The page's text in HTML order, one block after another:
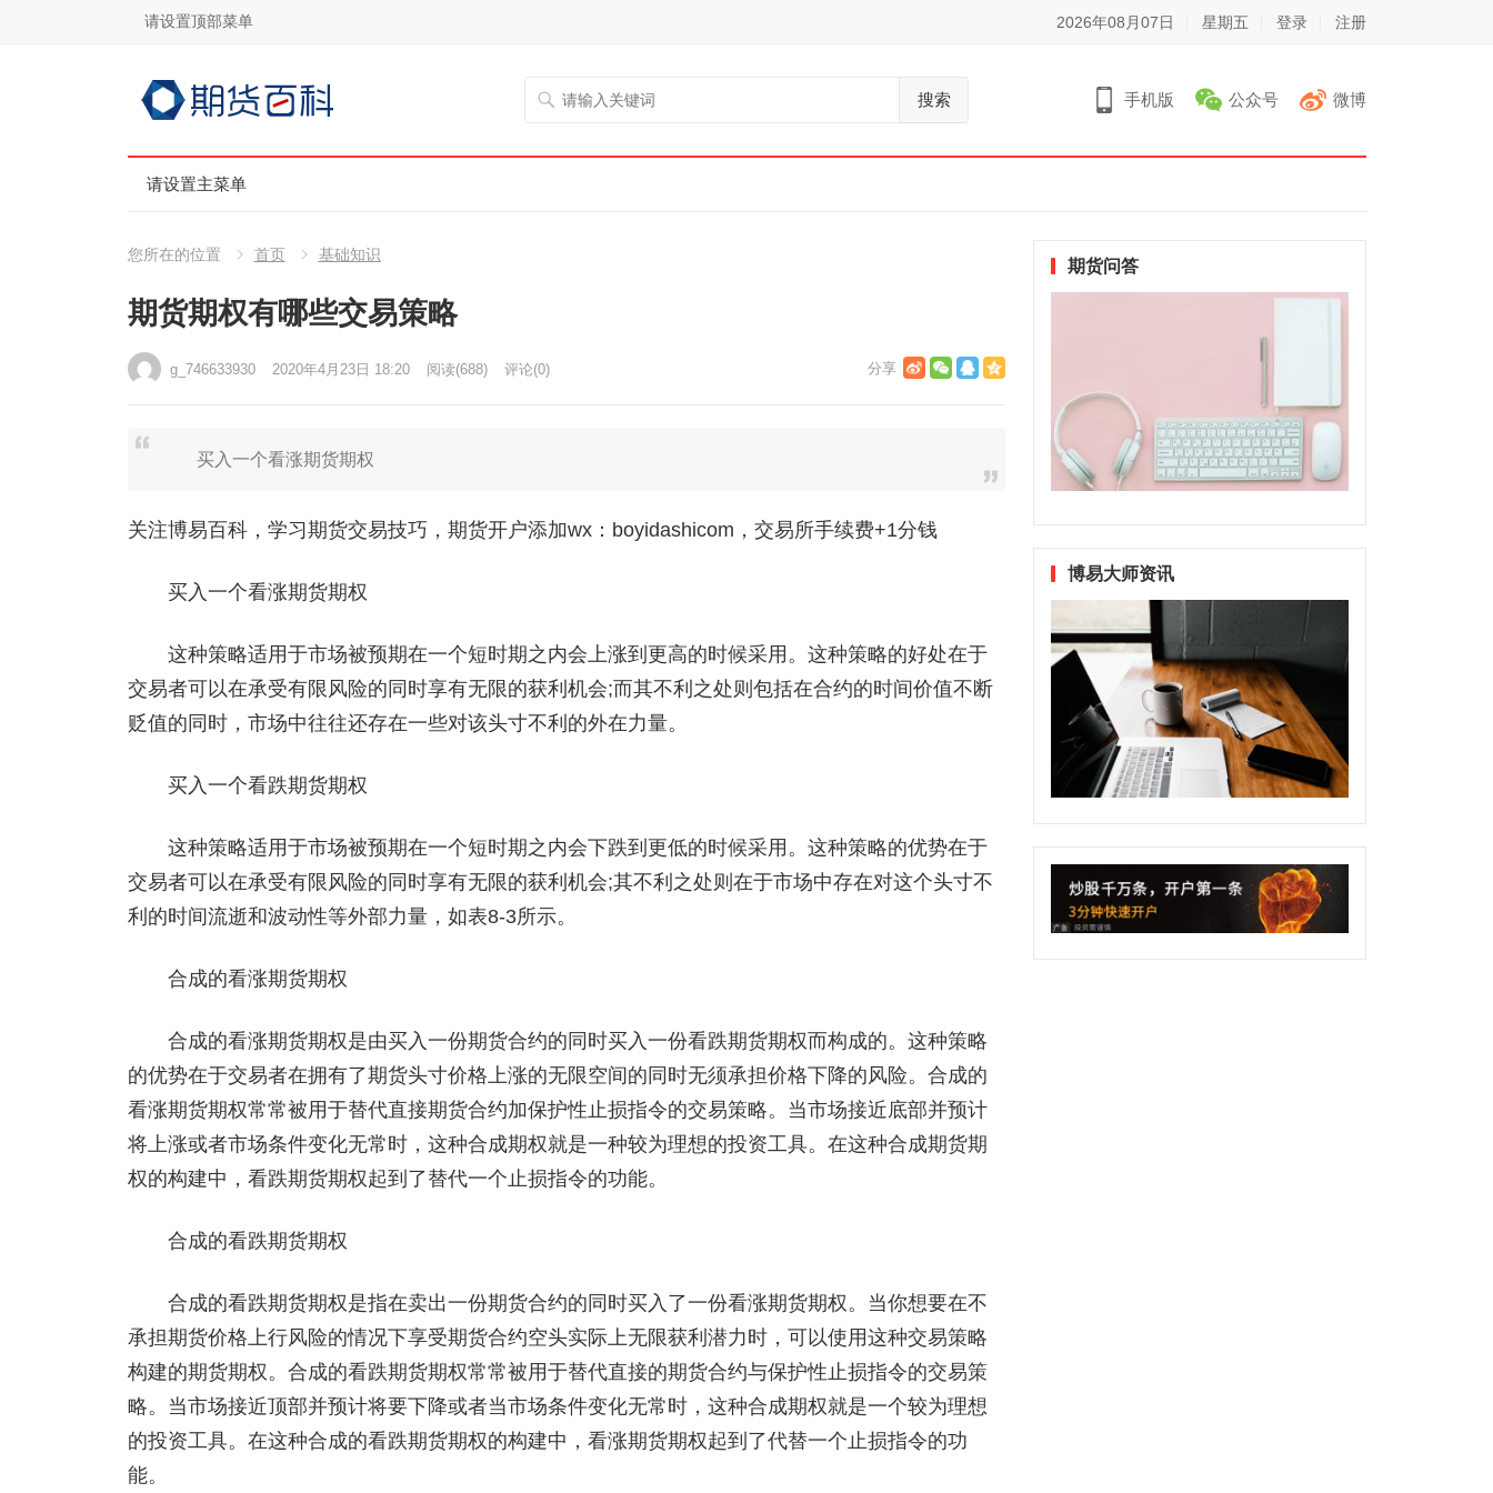
请设置顶部菜单 2026年08月07日 星期五 登录 注册
搜索 手机版 公众号 微博
请设置主菜单
您所在的位置 首页 基础知识
期货期权有哪些交易策略
g_746633930 2020年4月23日 18:20 阅读(688) 评论(0)
买入一个看涨期货期权
关注博易百科，学习期货交易技巧，期货开户添加wx：boyidashicom，交易所手续费+1分钱
买入一个看涨期货期权
这种策略适用于市场被预期在一个短时期之内会上涨到更高的时候采用。这种策略的好处在于
交易者可以在承受有限风险的同时享有无限的获利机会;而其不利之处则包括在合约的时间价值不断
贬值的同时，市场中往往还存在一些对该头寸不利的外在力量。
买入一个看跌期货期权
这种策略适用于市场被预期在一个短时期之内会下跌到更低的时候采用。这种策略的优势在于
交易者可以在承受有限风险的同时享有无限的获利机会;其不利之处则在于市场中存在对这个头寸不
利的时间流逝和波动性等外部力量，如表8-3所示。
合成的看涨期货期权
合成的看涨期货期权是由买入一份期货合约的同时买入一份看跌期货期权而构成的。这种策略
的优势在于交易者在拥有了期货头寸价格上涨的无限空间的同时无须承担价格下降的风险。合成的
看涨期货期权常常被用于替代直接期货合约加保护性止损指令的交易策略。当市场接近底部并预计
将上涨或者市场条件变化无常时，这种合成期权就是一种较为理想的投资工具。在这种合成期货期
权的构建中，看跌期货期权起到了替代一个止损指令的功能。
合成的看跌期货期权
合成的看跌期货期权是指在卖出一份期货合约的同时买入了一份看涨期货期权。当你想要在不
承担期货价格上行风险的情况下享受期货合约空头实际上无限获利潜力时，可以使用这种交易策略
构建的期货期权。合成的看跌期货期权常常被用于替代直接的期货合约与保护性止损指令的交易策
略。当市场接近顶部并预计将要下降或者当市场条件变化无常时，这种合成期权就是一个较为理想
的投资工具。在这种合成的看跌期货期权的构建中，看涨期货期权起到了代替一个止损指令的功
能。
期货问答
博易大师资讯